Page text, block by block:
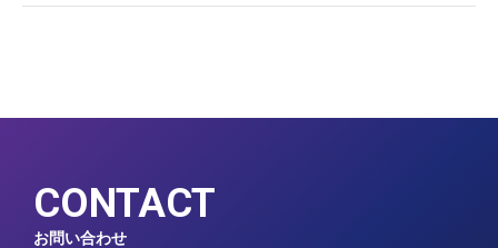
CONTACT
お問い合わせ